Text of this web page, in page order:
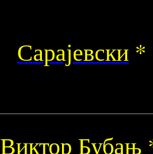
Сарајевски *
Виктор Бубањ